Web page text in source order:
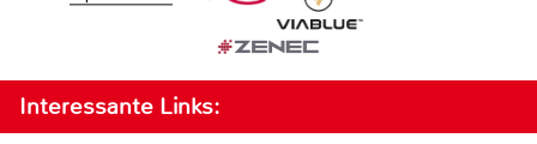
Interessante Links: